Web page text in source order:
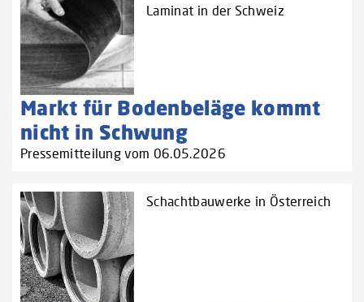
Laminat in der Schweiz
Markt für Bodenbeläge kommt
nicht in Schwung
Pressemitteilung vom 06.05.2026
Schachtbauwerke in Österreich